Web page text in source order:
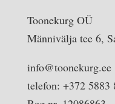
Toonekurg OÜ
Männivälja tee 6,
info@toonekurg.ee
telefon: +372 5883